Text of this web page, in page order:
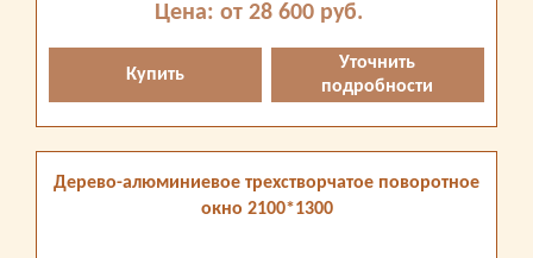
Цена: от 28 600 руб.
Купить
Уточнить
подробности
Дерево-алюминиевое трехстворчатое поворотное
окно 2100*1300